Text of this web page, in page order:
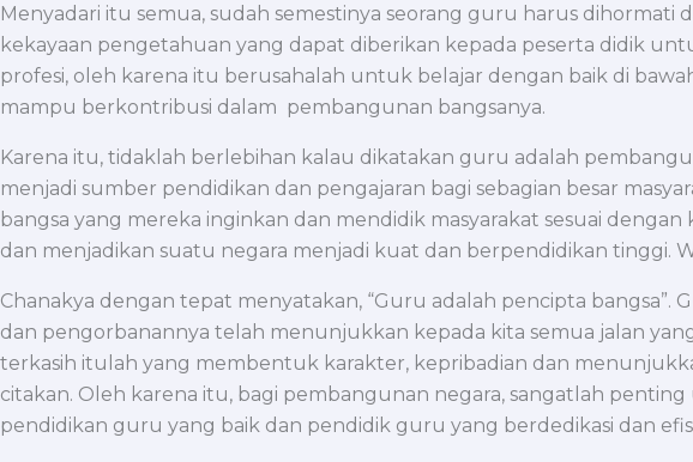
Menyadari itu semua, sudah semestinya seorang guru harus
kekayaan pengetahuan yang dapat diberikan kepada peserta didik
profesi, oleh karena itu berusahalah untuk belajar dengan baik di
mampu berkontribusi dalam pembangunan bangsanya.
Karena itu, tidaklah berlebihan kalau dikatakan guru adalah
menjadi sumber pendidikan dan pengajaran bagi sebagian besar
bangsa yang mereka inginkan dan mendidik masyarakat sesuai
dan menjadikan suatu negara menjadi kuat dan berpendidikan
Chanakya dengan tepat menyatakan, “Guru adalah pencipta
dan pengorbanannya telah menunjukkan kepada kita semua jalan
terkasih itulah yang membentuk karakter, kepribadian dan
citakan. Oleh karena itu, bagi pembangunan negara, sangatlah
pendidikan guru yang baik dan pendidik guru yang berdedikasi dan